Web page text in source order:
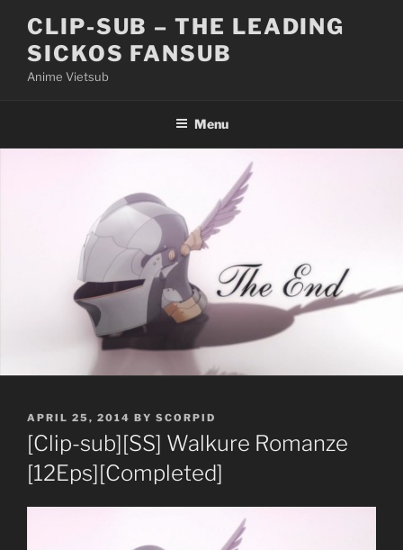
content
CLIP-SUB – THE LEADING
SICKOS FANSUB
Anime Vietsub
Menu
POSTED
ON
APRIL 25, 2014 BY SCORPID
[Clip-sub][SS] Walkure Romanze
[12Eps][Completed]